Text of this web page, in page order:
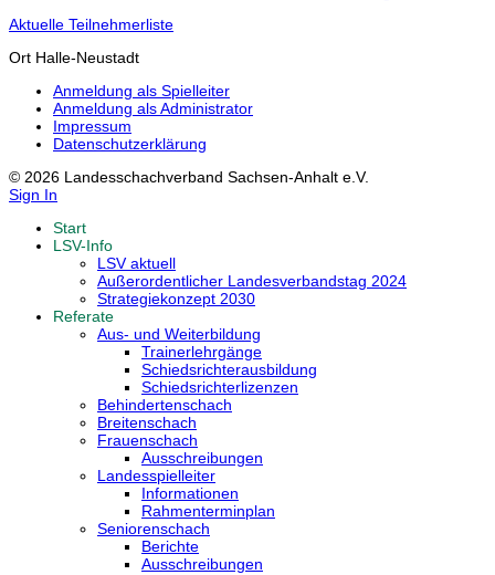
Aktuelle Teilnehmerliste
Ort Halle-Neustadt
Anmeldung als Spielleiter
Anmeldung als Administrator
Impressum
Datenschutzerklärung
© 2026 Landesschachverband Sachsen-Anhalt e.V.
Sign In
Start
LSV-Info
LSV aktuell
Außerordentlicher Landesverbandstag 2024
Strategiekonzept 2030
Referate
Aus- und Weiterbildung
Trainerlehrgänge
Schiedsrichterausbildung
Schiedsrichterlizenzen
Behindertenschach
Breitenschach
Frauenschach
Ausschreibungen
Landesspielleiter
Informationen
Rahmenterminplan
Seniorenschach
Berichte
Ausschreibungen